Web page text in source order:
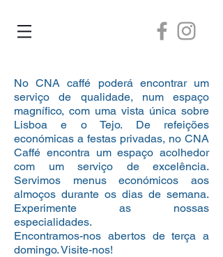
No CNA caffé poderá encontrar um
serviço de qualidade, num espaço
magnífico, com uma vista única sobre
Lisboa e o Tejo. De refeições
económicas a festas privadas, no CNA
Caffé encontra um espaço acolhedor
com um serviço de excelência.
Servimos menus económicos aos
almoços durante os dias de semana.
Experimente as nossas
especialidades.
Encontramos-nos abertos de terça a
domingo. Visite-nos!